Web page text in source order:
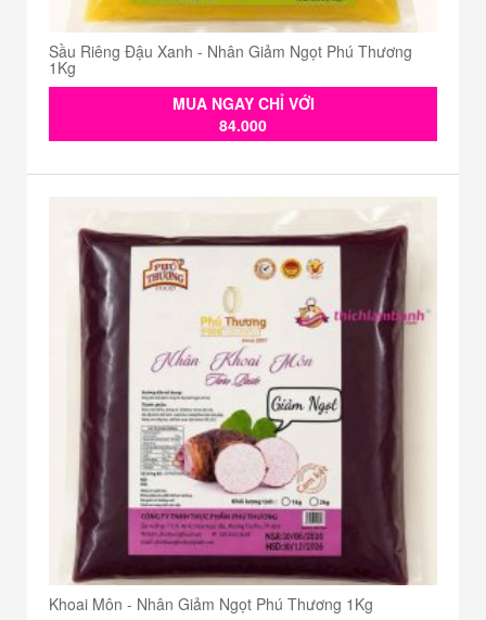
Sầu Riêng Đậu Xanh - Nhân Giảm Ngọt Phú Thương
1Kg
MUA NGAY CHỈ VỚI
84.000
Khoai Môn - Nhân Giảm Ngọt Phú Thương 1Kg